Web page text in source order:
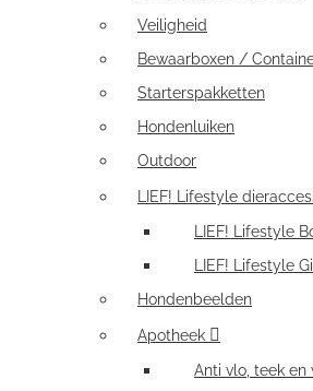
Veiligheid
Bewaarboxen /
Starterspakketten
Hondenluiken
Outdoor
LIEF! Lifestyle
LIEF! Lifestyle
LIEF! Lifestyle
Hondenbeelden
Apotheek
Anti vlo, teek en